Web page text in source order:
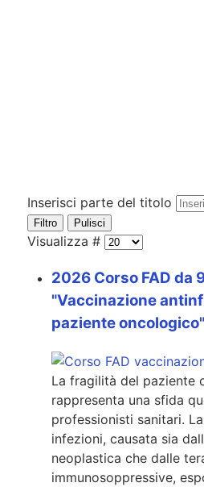
Inserisci parte del titolo
Filtro Pulisci
Visualizza #
2026 Corso FAD da
"Vaccinazione
paziente oncologico"
La fragilità del paziente
rappresenta una sfida
professionisti sanitari.
infezioni, causata sia
neoplastica che dalle
immunosoppressive,